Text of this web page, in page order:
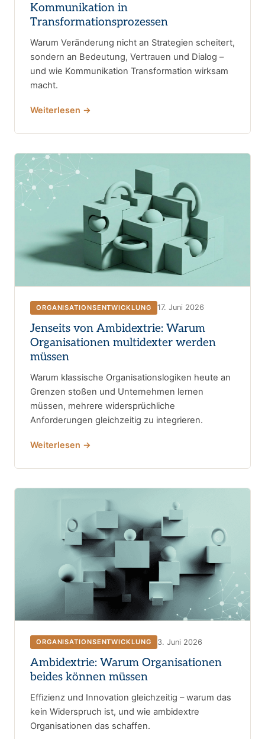
Kommunikation in
Transformationsprozessen
Warum Veränderung nicht an Strategien scheitert,
sondern an Bedeutung, Vertrauen und Dialog –
und wie Kommunikation Transformation wirksam
macht.
Weiterlesen →
ORGANISATIONSENTWICKLUNG 17. Juni 2026
Jenseits von Ambidextrie: Warum
Organisationen multidexter werden
müssen
Warum klassische Organisationslogiken heute an
Grenzen stoßen und Unternehmen lernen
müssen, mehrere widersprüchliche
Anforderungen gleichzeitig zu integrieren.
Weiterlesen →
ORGANISATIONSENTWICKLUNG 3. Juni 2026
Ambidextrie: Warum Organisationen
beides können müssen
Effizienz und Innovation gleichzeitig – warum das
kein Widerspruch ist, und wie ambidextre
Organisationen das schaffen.